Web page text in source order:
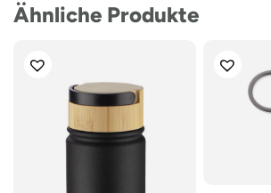
Ähnliche Produkte